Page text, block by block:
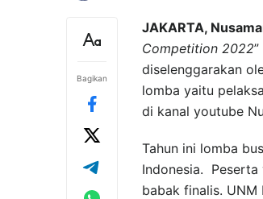
Bagikan
JAKARTA,
Competition 2022
diselenggarakan
lomba yaitu
di kanal youtube
Tahun ini lomba
Indonesia. Peserta
babak finalis. UNM